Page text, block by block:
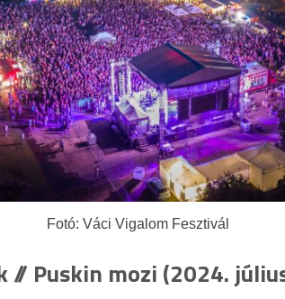
Fotó: Váci Vigalom Fesztivál
// Puskin mozi (2024.